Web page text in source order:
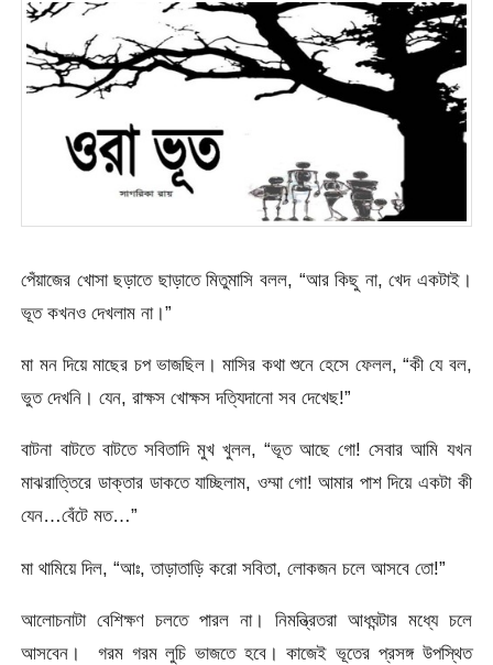
পেঁয়াজের খোসা ছড়াতে ছাড়াতে মিতুমাসি বলল, “আর কিছু না, খেদ একটাই।
ভূত কখনও দেখলাম না।”
মা মন দিয়ে মাছের চপ ভাজছিল। মাসির কথা শুনে হেসে ফেলল, “কী যে বল,
ভুত দেখনি। যেন, রাক্ষস খোক্ষস দত্যিদানো সব দেখেছ!”
বাটনা বাটতে বাটতে সবিতাদি মুখ খুলল, “ভূত আছে গো! সেবার আমি যখন
মাঝরাত্তিরে ডাক্তার ডাকতে যাচ্ছিলাম, ওম্মা গো! আমার পাশ দিয়ে একটা কী
যেন…বেঁটে মত…”
মা থামিয়ে দিল, “আঃ, তাড়াতাড়ি করো সবিতা, লোকজন চলে আসবে তো!”
আলোচনাটা বেশিক্ষণ চলতে পারল না। নিমন্ত্রিতরা আধঘন্টার মধ্যে চলে
আসবেন। গরম গরম লুচি ভাজতে হবে। কাজেই ভূতের প্রসঙ্গ উপস্থিত